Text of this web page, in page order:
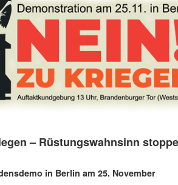
– Rüstungswahnsinn
in Berlin am 25. November